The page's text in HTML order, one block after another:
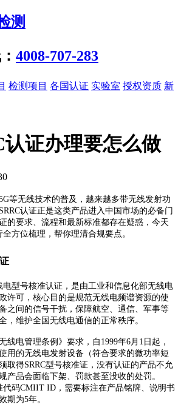
4008-707-283
检测项目 各国认证 实验室 授权资质 新
认证办理要怎么做
无线技术的普及，越来越多带无线发射功
认证正是这类产品进入中国市场的必备门
的要求、流程和最新标准都存在疑惑，今天
方位梳理，帮你理清合规要点。
电型号核准认证，是由工业和信息化部无线电
许可，核心目的是规范无线电频谱资源的使
之间的信号干扰，保障航空、通信、军事等
，维护全国无线电通信的正常秩序。
线电管理条例》要求，自1999年6月1日起，
用的无线电发射设备（符合要求的微功率短
取得SRRC型号核准证，没有认证的产品不允
产品会面临下架、罚款甚至没收的处罚。
代码CMIIT ID，需要标注在产品铭牌、说明书
期为5年。